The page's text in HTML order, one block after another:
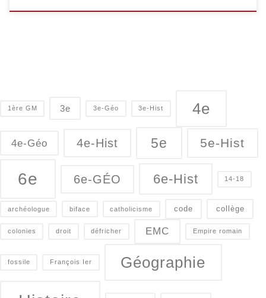
1ère GM 3e 3e-Géo 3e-Hist 4e
4e-Géo 4e-Hist 5e 5e-Hist
6e 6e-GÉO 6e-Hist 14-18
archéologue biface catholicisme code collège
colonies droit défricher EMC Empire romain
fossile François Ier Géographie